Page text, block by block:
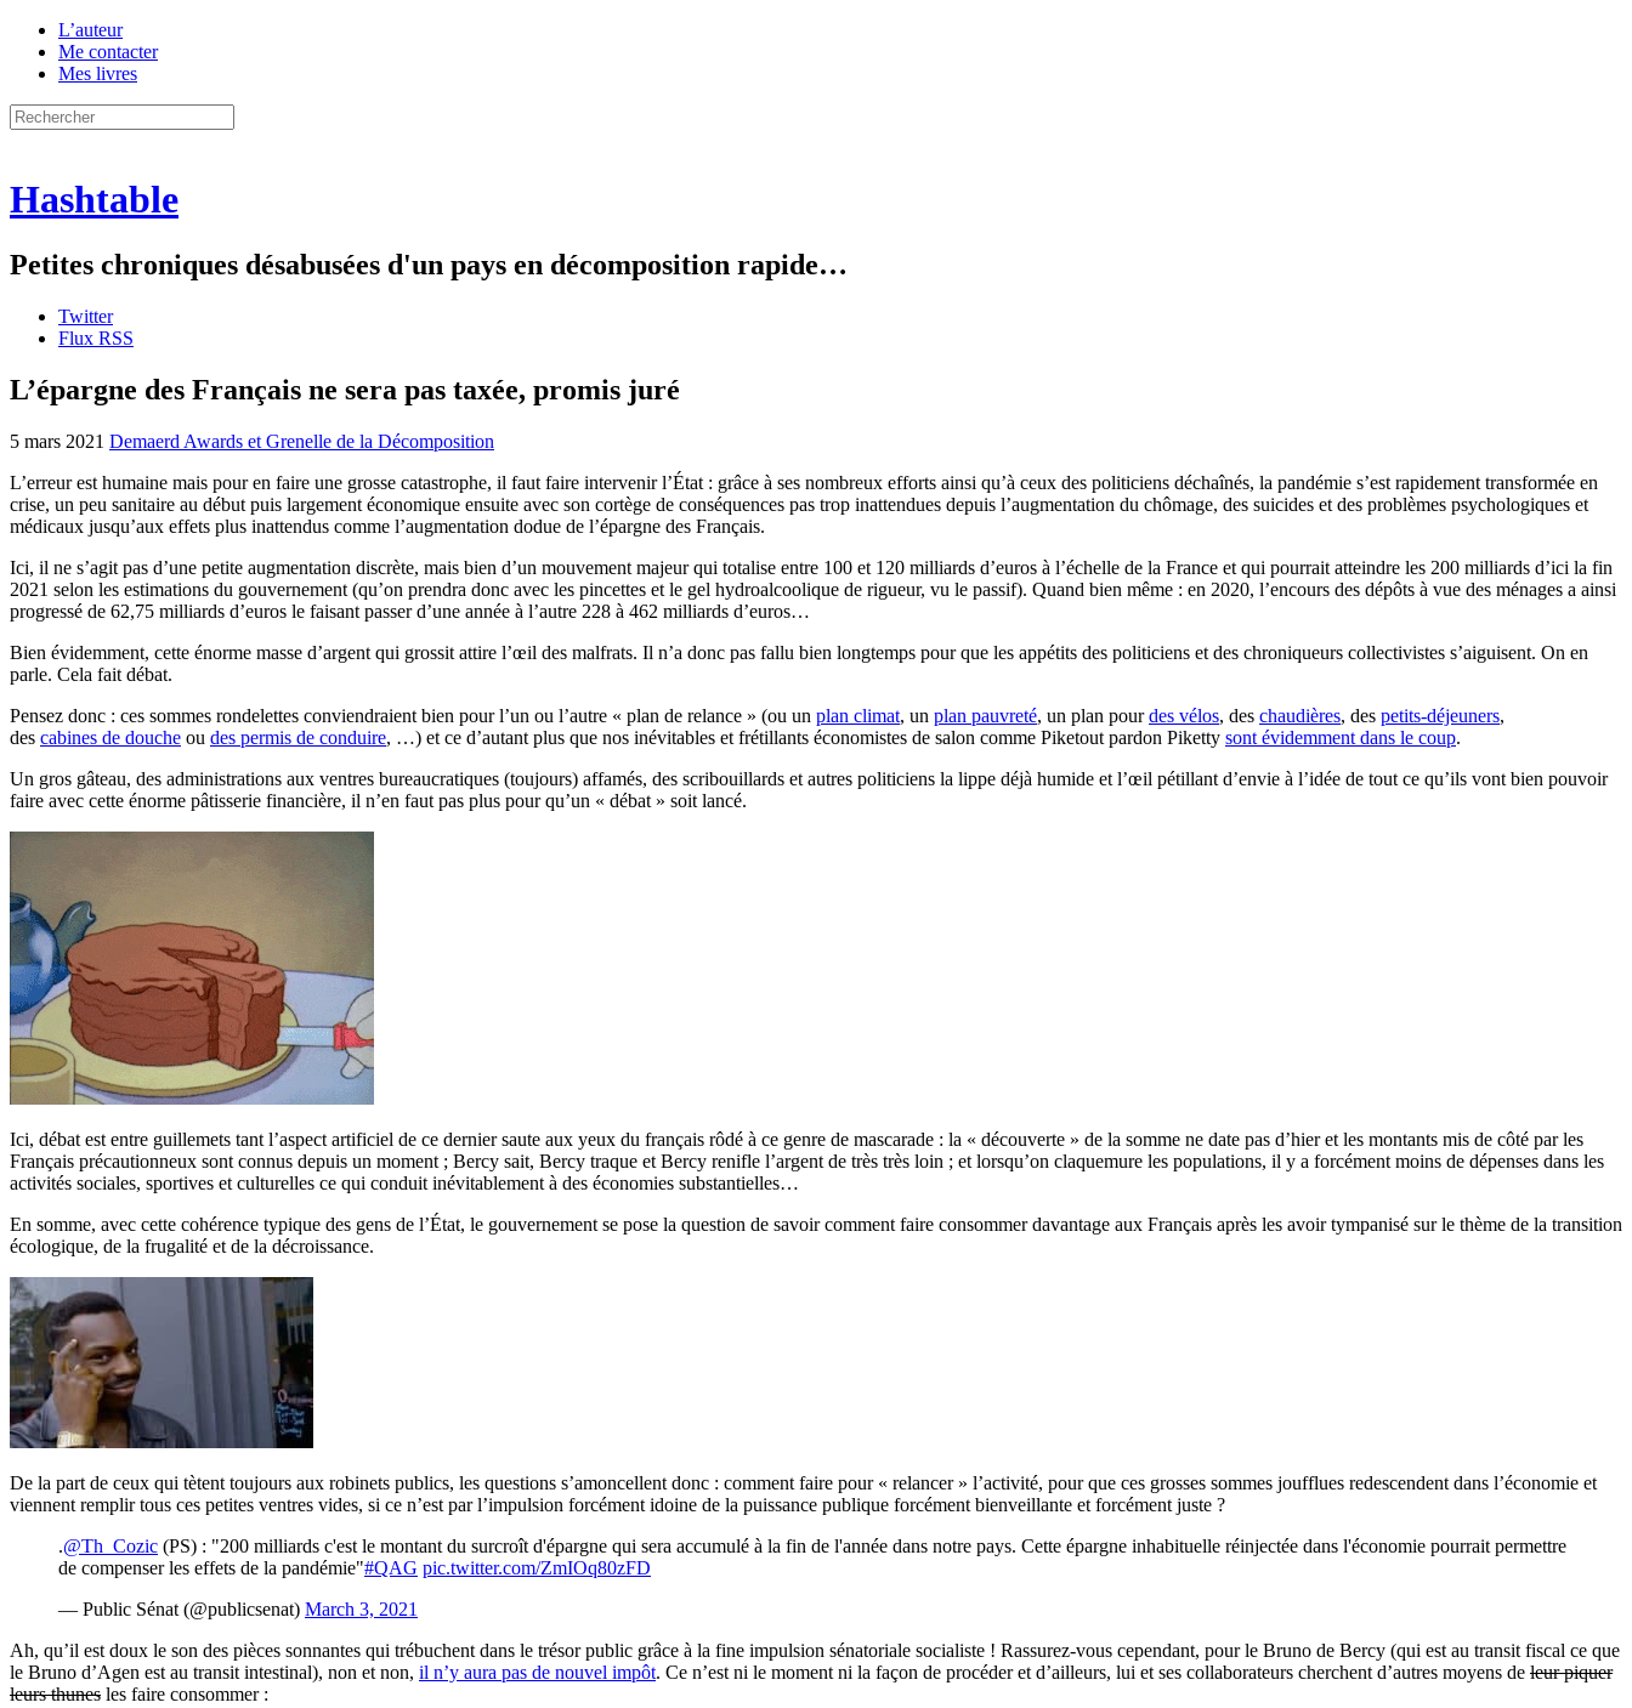
L’auteur
Me contacter
Mes livres
Hashtable
Petites chroniques désabusées d'un pays en décomposition rapide…
Twitter
Flux RSS
L’épargne des Français ne sera pas taxée, promis juré
5 mars 2021 Demaerd Awards et Grenelle de la Décomposition
L’erreur est humaine mais pour en faire une grosse catastrophe, il faut faire intervenir l’État : grâce à ses nombreux efforts ainsi qu’à ceux des politiciens déchaînés, la pandémie s’est rapidement transformée en
crise, un peu sanitaire au début puis largement économique ensuite avec son cortège de conséquences pas trop inattendues depuis l’augmentation du chômage, des suicides et des problèmes psychologiques et
médicaux jusqu’aux effets plus inattendus comme l’augmentation dodue de l’épargne des Français.
Ici, il ne s’agit pas d’une petite augmentation discrète, mais bien d’un mouvement majeur qui totalise entre 100 et 120 milliards d’euros à l’échelle de la France et qui pourrait atteindre les 200 milliards d’ici la fin
2021 selon les estimations du gouvernement (qu’on prendra donc avec les pincettes et le gel hydroalcoolique de rigueur, vu le passif). Quand bien même : en 2020, l’encours des dépôts à vue des ménages a ainsi
progressé de 62,75 milliards d’euros le faisant passer d’une année à l’autre 228 à 462 milliards d’euros…
Bien évidemment, cette énorme masse d’argent qui grossit attire l’œil des malfrats. Il n’a donc pas fallu bien longtemps pour que les appétits des politiciens et des chroniqueurs collectivistes s’aiguisent. On en
parle. Cela fait débat.
Pensez donc : ces sommes rondelettes conviendraient bien pour l’un ou l’autre « plan de relance » (ou un plan climat, un plan pauvreté, un plan pourdes vélos, des chaudières, des petits-déjeuners,
des cabines de douche ou des permis de conduire, …) et ce d’autant plus que nos inévitables et frétillants économistes de salon comme Piketout pardon Piketty sont évidemment dans le coup.
Un gros gâteau, des administrations aux ventres bureaucratiques (toujours) affamés, des scribouillards et autres politiciens la lippe déjà humide et l’œil pétillant d’envie à l’idée de tout ce qu’ils vont bien pouvoir
faire avec cette énorme pâtisserie financière, il n’en faut pas plus pour qu’un « débat » soit lancé.
Ici, débat est entre guillemets tant l’aspect artificiel de ce dernier saute aux yeux du français rôdé à ce genre de mascarade : la « découverte » de la somme ne date pas d’hier et les montants mis de côté par les
Français précautionneux sont connus depuis un moment ; Bercy sait, Bercy traque et Bercy renifle l’argent de très très loin ; et lorsqu’on claquemure les populations, il y a forcément moins de dépenses dans les
activités sociales, sportives et culturelles ce qui conduit inévitablement à des économies substantielles…
En somme, avec cette cohérence typique des gens de l’État, le gouvernement se pose la question de savoir comment faire consommer davantage aux Français après les avoir tympanisé sur le thème de la transition
écologique, de la frugalité et de la décroissance.
De la part de ceux qui tètent toujours aux robinets publics, les questions s’amoncellent donc : comment faire pour « relancer » l’activité, pour que ces grosses sommes joufflues redescendent dans l’économie et
viennent remplir tous ces petites ventres vides, si ce n’est par l’impulsion forcément idoine de la puissance publique forcément bienveillante et forcément juste ?
.@Th_Cozic (PS) : "200 milliards c'est le montant du surcroît d'épargne qui sera accumulé à la fin de l'année dans notre pays. Cette épargne inhabituelle réinjectée dans l'économie pourrait permettre
de compenser les effets de la pandémie"#QAG pic.twitter.com/ZmIOq80zFD
— Public Sénat (@publicsenat) March 3, 2021
Ah, qu’il est doux le son des pièces sonnantes qui trébuchent dans le trésor public grâce à la fine impulsion sénatoriale socialiste ! Rassurez-vous cependant, pour le Bruno de Bercy (qui est au transit fiscal ce que
le Bruno d’Agen est au transit intestinal), non et non, il n’y aura pas de nouvel impôt. Ce n’est ni le moment ni la façon de procéder et d’ailleurs, lui et ses collaborateurs cherchent d’autres moyens de leur piquer
leurs thunes les faire consommer :